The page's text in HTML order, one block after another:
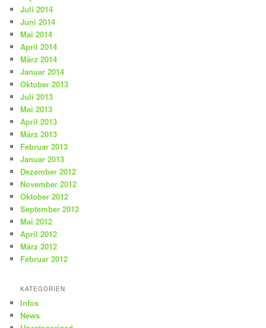
Juli 2014
Juni 2014
Mai 2014
April 2014
März 2014
Januar 2014
Oktober 2013
Juli 2013
Mai 2013
April 2013
März 2013
Februar 2013
Januar 2013
Dezember 2012
November 2012
Oktober 2012
September 2012
Mai 2012
April 2012
März 2012
Februar 2012
KATEGORIEN
Infos
News